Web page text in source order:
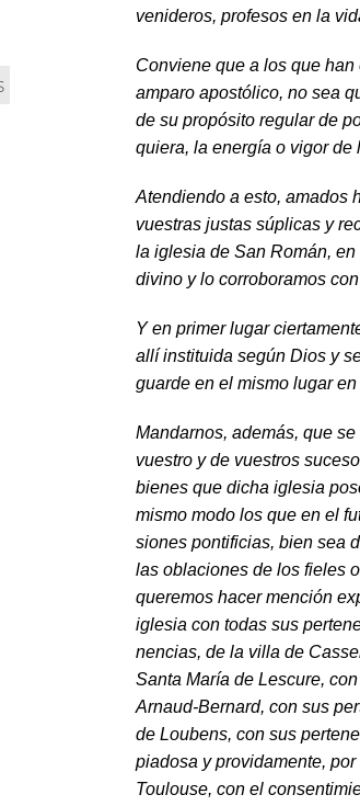
venideros, profesos en la
Conviene que a los que
amparo apostólico, no sea
de su propósito regular de
quiera, la ener­gía o vigor de
Atendiendo a esto, amados
vuestras justas súplicas y
la iglesia de San Román,
divino y lo corroboramos
Y en primer lugar
allí instituida según Dios y
guarde en el mismo lugar
Mandarnos, además, que
vuestro y de vuestros
bienes que dicha iglesia
mismo modo los que en el
siones pontificias, bien sea
las oblaciones de los fieles
queremos hacer mención
iglesia con todas sus
nencias, de la villa de
Santa María de Lescure,
Arnaud‑Bernard, con sus
de Loubens, con sus
piadosa y providamente,
Toulouse, con el